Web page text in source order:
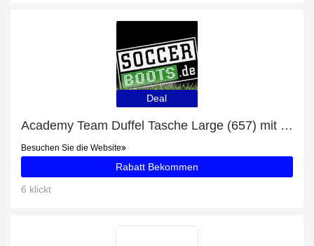
Deal
Academy Team Duffel Tasche Large (657) mit 51% Rabatt
Besuchen Sie die Website
Rabatt Bekommen
6 klickt